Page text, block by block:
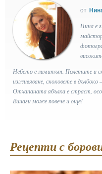
от
Нина е
Небето е лимитът. Полетите и
изживяване, скоковете в дълбоко
Отхапаната ябълка е страст,
Винаги може повече и още!
Рецепти с